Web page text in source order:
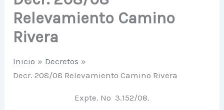
Relevamiento Camino
Rivera
Inicio
Decretos
Decr. 208/08 Relevamiento Camino Rivera
Expte. Nº 3.152/08.